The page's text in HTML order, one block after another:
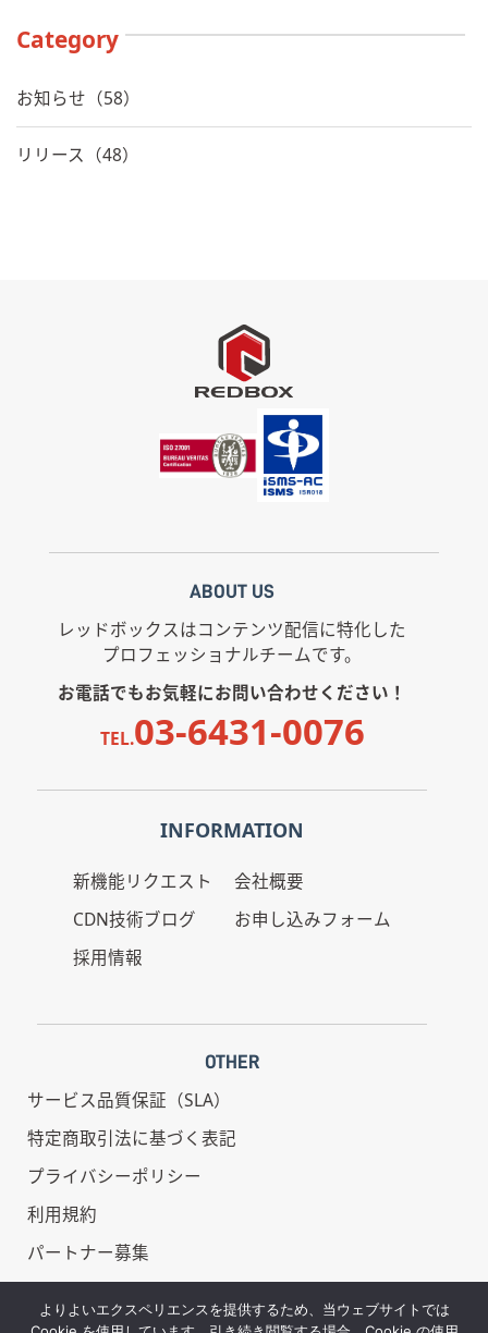
Category
お知らせ（58）
リリース（48）
ABOUT US
レッドボックスはコンテンツ配信に特化した
プロフェッショナルチームです。
お電話でもお気軽にお問い合わせください！
TEL.03-6431-0076
INFORMATION
新機能リクエスト
CDN技術ブログ
採用情報
会社概要
お申し込みフォーム
OTHER
サービス品質保証（SLA）
特定商取引法に基づく表記
プライバシーポリシー
利用規約
パートナー募集
よりよいエクスペリエンスを提供するため、当ウェブサイトでは